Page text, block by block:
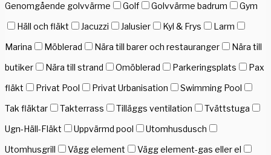
Genomgående golvvärme
Golf Golvvärme badrum
Gym
Häll och fläkt
Jacuzzi Jalusier Kyl & Frys
Larm
Marina
Möblerad Nära till barer och restauranger
Nära till
butiker
Nära till strand Omöblerad Parkeringsplats
Pax
fläkt
Privat Pool Privat Urbanisation
Swimming Pool
Tak fläktar
Takterrass Tilläggs ventilation
Tvättstuga
Ugn-Häll-Fläkt
Uppvärmd pool
Utomhusdusch
Utomhusgrill
Vägg element
Vägg element-gas eller el